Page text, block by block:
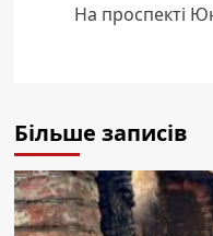
На проспекті
Більше записів